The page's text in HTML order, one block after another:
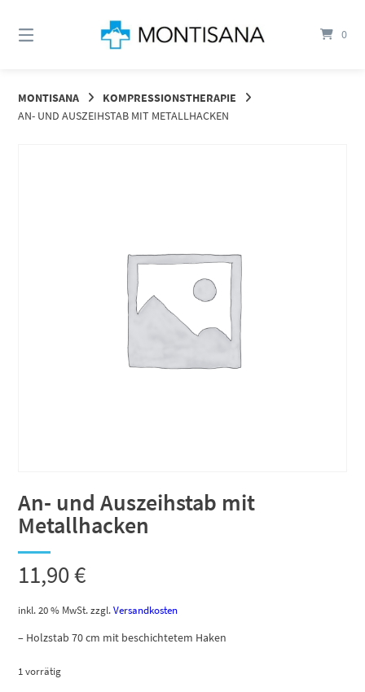
zum
0
MONTISANA
KOMPRESSIONSTHERAPIE
AN- UND AUSZEIHSTAB MIT METALLHACKEN
An- und Auszeihstab mit
Metallhacken
11,90€
inkl. 20 % MwSt. zzgl.Versandkosten
– Holzstab 70 cm mit beschichtetem Haken
1 vorrätig